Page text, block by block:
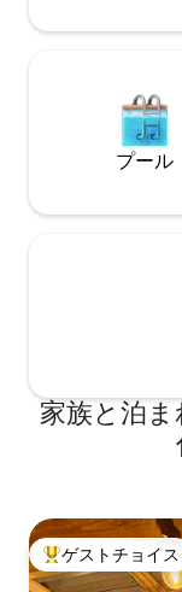
プール
家族と泊
大好評のゲスト
ゲストチョイス